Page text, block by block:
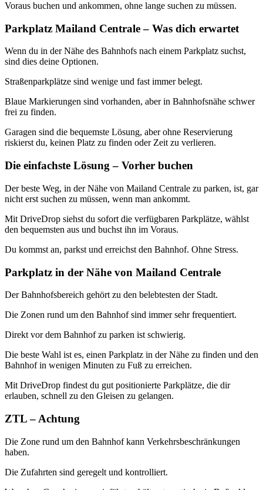
Voraus buchen und ankommen, ohne lange suchen zu müssen.
Parkplatz Mailand Centrale – Was dich erwartet
Wenn du in der Nähe des Bahnhofs nach einem Parkplatz suchst,
sind dies deine Optionen.
Straßenparkplätze sind wenige und fast immer belegt.
Blaue Markierungen sind vorhanden, aber in Bahnhofsnähe schwer
frei zu finden.
Garagen sind die bequemste Lösung, aber ohne Reservierung
riskierst du, keinen Platz zu finden oder Zeit zu verlieren.
Die einfachste Lösung – Vorher buchen
Der beste Weg, in der Nähe von Mailand Centrale zu parken, ist, gar
nicht erst suchen zu müssen, wenn man ankommt.
Mit DriveDrop siehst du sofort die verfügbaren Parkplätze, wählst
den bequemsten aus und buchst ihn im Voraus.
Du kommst an, parkst und erreichst den Bahnhof. Ohne Stress.
Parkplatz in der Nähe von Mailand Centrale
Der Bahnhofsbereich gehört zu den belebtesten der Stadt.
Die Zonen rund um den Bahnhof sind immer sehr frequentiert.
Direkt vor dem Bahnhof zu parken ist schwierig.
Die beste Wahl ist es, einen Parkplatz in der Nähe zu finden und den
Bahnhof in wenigen Minuten zu Fuß zu erreichen.
Mit DriveDrop findest du gut positionierte Parkplätze, die dir
erlauben, schnell zu den Gleisen zu gelangen.
ZTL – Achtung
Die Zone rund um den Bahnhof kann Verkehrsbeschränkungen
haben.
Die Zufahrten sind geregelt und kontrolliert.